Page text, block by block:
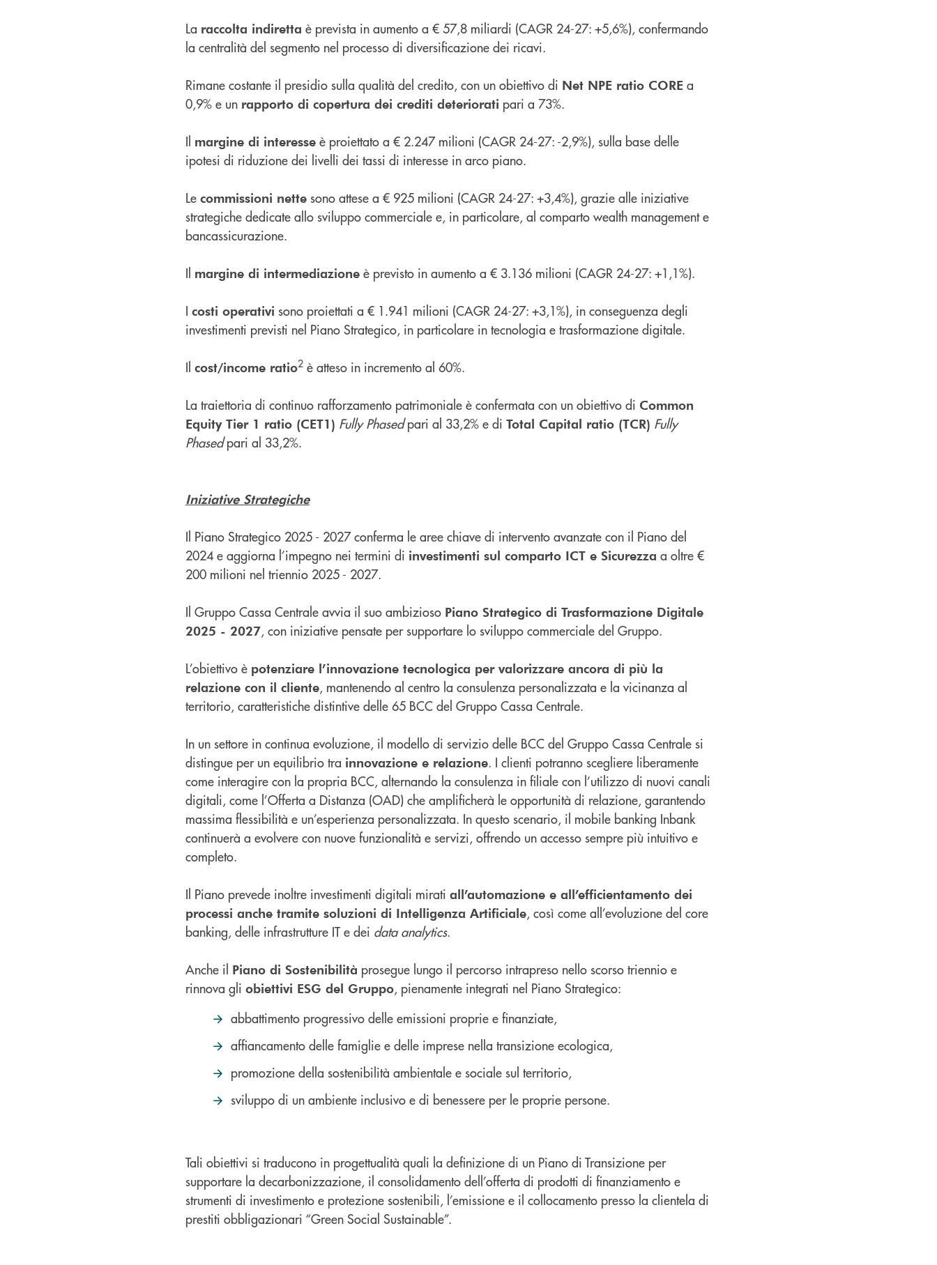
La raccolta indiretta è prevista in aumento a € 57,8 miliardi (CAGR 24-27: +5,6%), confermando
la centralità del segmento nel processo di diversificazione dei ricavi.
Rimane costante il presidio sulla qualità del credito, con un obiettivo di Net NPE ratio CORE a
0,9% e un rapporto di copertura dei crediti deteriorati pari a 73%.
Il margine di interesse è proiettato a € 2.247 milioni (CAGR 24-27: -2,9%), sulla base delle
ipotesi di riduzione dei livelli dei tassi di interesse in arco piano.
Le commissioni nette sono attese a € 925 milioni (CAGR 24-27: +3,4%), grazie alle iniziative
strategiche dedicate allo sviluppo commerciale e, in particolare, al comparto wealth management e
bancassicurazione.
Il margine di intermediazione è previsto in aumento a € 3.136 milioni (CAGR 24-27: +1,1%).
I costi operativi sono proiettati a € 1.941 milioni (CAGR 24-27: +3,1%), in conseguenza degli
investimenti previsti nel Piano Strategico, in particolare in tecnologia e trasformazione digitale.
Il cost/income ratio2 è atteso in incremento al 60%.
La traiettoria di continuo rafforzamento patrimoniale è confermata con un obiettivo di Common
Equity Tier 1 ratio (CET1) Fully Phasedpari al 33,2% e di Total Capital ratio (TCR) Fully
Phasedpari al 33,2%.
Iniziative Strategiche
Il Piano Strategico 2025 - 2027 conferma le aree chiave di intervento avanzate con il Piano del
2024 e aggiorna l’impegno nei termini di investimenti sul comparto ICT e Sicurezza a oltre €
200 milioni nel triennio 2025 - 2027.
Il Gruppo Cassa Centrale avvia il suo ambizioso Piano Strategico di Trasformazione Digitale
2025 - 2027, con iniziative pensate per supportare lo sviluppo commerciale del Gruppo.
L’obiettivo è potenziare l’innovazione tecnologica per valorizzare ancora di più la
relazione con il cliente, mantenendo al centro la consulenza personalizzata e la vicinanza al
territorio, caratteristiche distintive delle 65 BCC del Gruppo Cassa Centrale.
In un settore in continua evoluzione, il modello di servizio delle BCC del Gruppo Cassa Centrale si
distingue per un equilibrio tra innovazione e relazione. I clienti potranno scegliere liberamente
come interagire con la propria BCC, alternando la consulenza in filiale con l’utilizzo di nuovi canali
digitali, come l’Offerta a Distanza (OAD) che amplificherà le opportunità di relazione, garantendo
massima flessibilità e un’esperienza personalizzata. In questo scenario, il mobile banking Inbank
continuerà a evolvere con nuove funzionalità e servizi, offrendo un accesso sempre più intuitivo e
completo.
Il Piano prevede inoltre investimenti digitali mirati all’automazione e all’efficientamento dei
processi anche tramite soluzioni di Intelligenza Artificiale, così come all’evoluzione del core
banking, delle infrastrutture IT e dei data analytics.
Anche il Piano di Sostenibilità prosegue lungo il percorso intrapreso nello scorso triennio e
rinnova gli obiettivi ESG del Gruppo, pienamente integrati nel Piano Strategico:
abbattimento progressivo delle emissioni proprie e finanziate,
affiancamento delle famiglie e delle imprese nella transizione ecologica,
promozione della sostenibilità ambientale e sociale sul territorio,
sviluppo di un ambiente inclusivo e di benessere per le proprie persone.
Tali obiettivi si traducono in progettualità quali la definizione di un Piano di Transizione per
supportare la decarbonizzazione, il consolidamento dell’offerta di prodotti di finanziamento e
strumenti di investimento e protezione sostenibili, l’emissione e il collocamento presso la clientela di
prestiti obbligazionari “Green Social Sustainable”.